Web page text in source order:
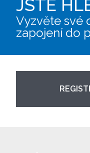
JSTE
Vyzvěte své
zapojení do